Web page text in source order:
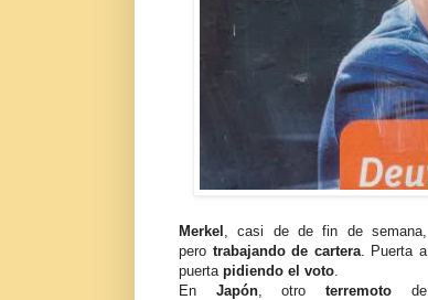
Merkel , casi de de fin de semana,
pero trabajando de cartera. Puerta a
puerta pidiendo el voto
En Japón, otroterremoto de